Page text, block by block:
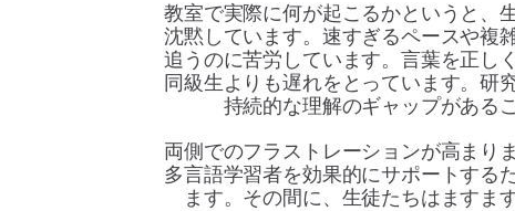
教室で実際に何が起こるかというと、
沈黙しています。速すぎるペースや複
追うのに苦労しています。言葉を正し
同級生よりも遅れをとっています。研
持続的な理解のギャップがある
両側でのフラストレーションが高まり
多言語学習者を効果的にサポートする
ます。その間に、生徒たちはますま